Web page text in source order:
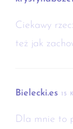
Ciekawy
też jak
Bielecki.es 15
Dla mnie to